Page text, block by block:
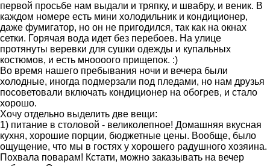
первой просьбе нам выдали и тряпку, и швабру, и веник. В
каждом номере есть мини холодильник и кондиционер,
даже фумигатор, но он не пригодился, так как на окнах
сетки. Горячая вода идет без перебоев. На улице
протянуты веревки для сушки одежды и купальных
костюмов, и есть мноооого прищепок. :)
Во время нашего пребывания ночи и вечера были
холодные, иногда подмерзали под пледами, но нам друзья
посоветовали включать кондиционер на обогрев, и стало
хорошо.
Хочу отдельно выделить две вещи:
1) питание в столовой - великолепное! Домашняя вкусная
кухня, хорошие порции, бюджетные цены. Вообще, было
ощущение, что мы в гостях у хорошего радушного хозяина.
Похвала поварам! Кстати, можно заказывать на вечер